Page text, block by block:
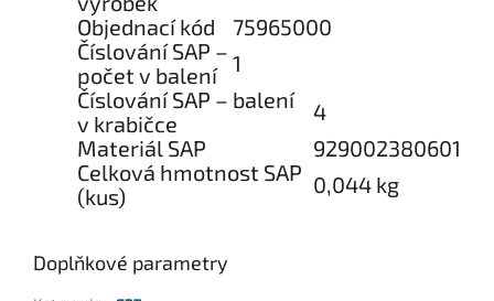
Objednací kód
75965000
Číslování SAP –
počet v balení 1
Číslování SAP – balení
v krabičce
4
Materiál SAP
929002380601
Celková hmotnost SAP
(kus)
0,044 kg
Doplňkové parametry